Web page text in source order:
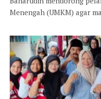
Menengah (UMKM) agar